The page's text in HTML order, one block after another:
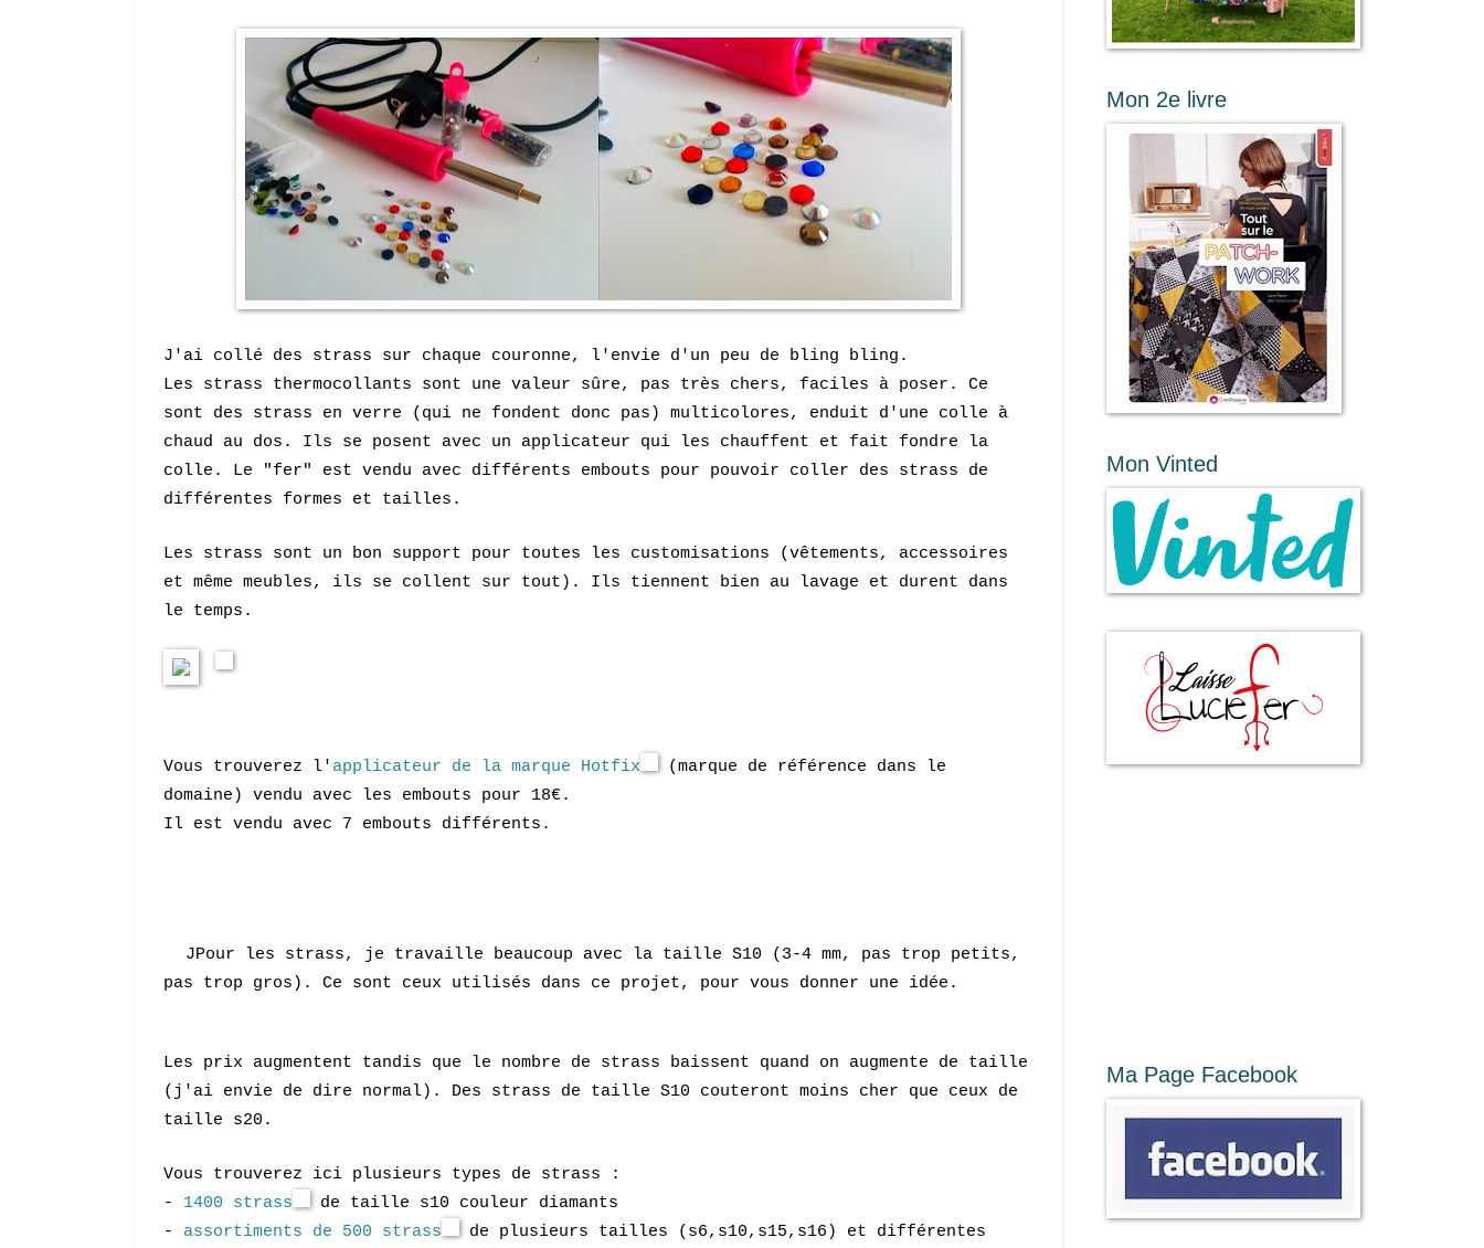
J'ai collé des strass sur chaque couronne, l'envie d'un peu de bling bling.
Les strass thermocollants sont une valeur sûre, pas très chers, faciles à poser. Ce
sont des strass en verre (qui ne fondent donc pas) multicolores, enduit d'une colle à
chaud au dos. Ils se posent avec un applicateur qui les chauffent et fait fondre la
colle. Le "fer" est vendu avec différents embouts pour pouvoir coller des strass de
différentes formes et tailles.
Les strass sont un bon support pour toutes les customisations (vêtements, accessoires
et même meubles, ils se collent sur tout). Ils tiennent bien au lavage et durent dans
le temps.
Vous trouverez l' applicateur de la marque Hotfix
(marque de référence dans le
domaine) vendu avec les embouts pour 18€.
Il est vendu avec 7 embouts différents.
JPour les strass, je travaille beaucoup avec la taille S10 (3-4 mm, pas trop petits,
pas trop gros). Ce sont ceux utilisés dans ce projet, pour vous donner une idée.
Les prix augmentent tandis que le nombre de strass baissent quand on augmente de taille
(j'ai envie de dire normal). Des strass de taille S10 couteront moins cher que ceux de
taille s20.
Vous trouverez ici plusieurs types de strass :
- 1400 strass
de taille s10 couleur diamants
- assortiments de 500 strass
de plusieurs tailles (s6,s10,s15,s16) et différentes
Mon 2e livre
Mon Vinted
Ma Page Facebook